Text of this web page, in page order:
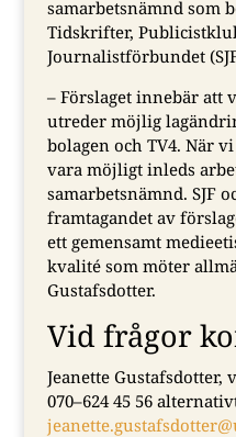
samarbetsnämnd som
Tidskrifter,
Journalistförbundet
– Förslaget innebär att
utreder möjlig
bolagen och TV4. När
vara möjligt inleds
samarbetsnämnd. SJF
framtagandet av
ett gemensamt
kvalité som möter
Gustafsdotter.
Vid frågor
Jeanette
070–624 45 56